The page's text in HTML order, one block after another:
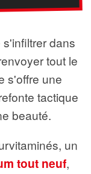
dans
tout le
s'offre une
tactique
beauté.
un
tout neuf,